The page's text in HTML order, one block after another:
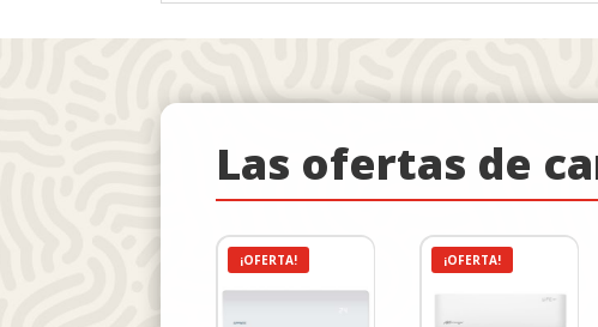
Las ofertas de
¡OFERTA! ¡OFERTA!